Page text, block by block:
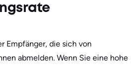
Empfänger, die sich von
abmelden. Wenn Sie eine hohe